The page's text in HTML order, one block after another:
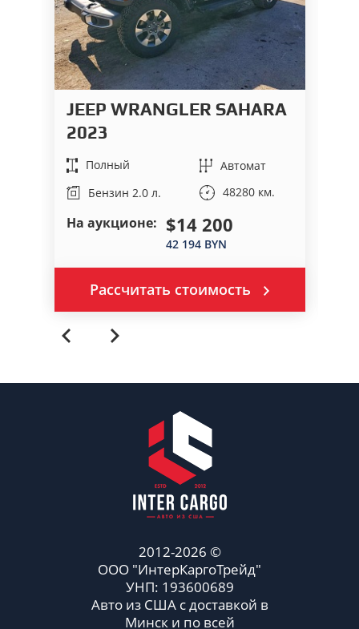
JEEP WRANGLER SAHARA
2023
Полный
Автомат
Бензин 2.0 л.
48280 км.
На аукционе: $14 200
42 194 BYN
Рассчитать стоимость
2012-2026 ©
ООО "ИнтерКаргоТрейд"
УНП: 193600689
Авто из США с доставкой в
Минск и по всей